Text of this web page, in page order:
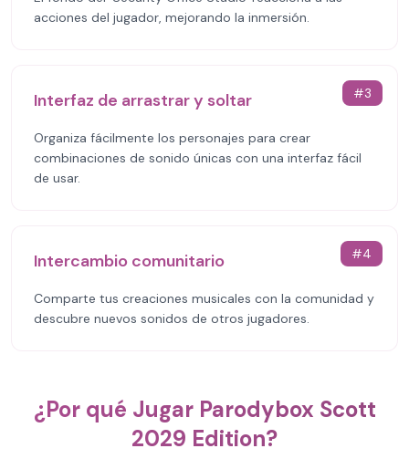
acciones del jugador, mejorando la inmersión.
#3
Interfaz de arrastrar y soltar
Organiza fácilmente los personajes para crear
combinaciones de sonido únicas con una interfaz fácil
de usar.
#4
Intercambio comunitario
Comparte tus creaciones musicales con la comunidad y
descubre nuevos sonidos de otros jugadores.
¿Por qué Jugar Parodybox Scott
2029 Edition?